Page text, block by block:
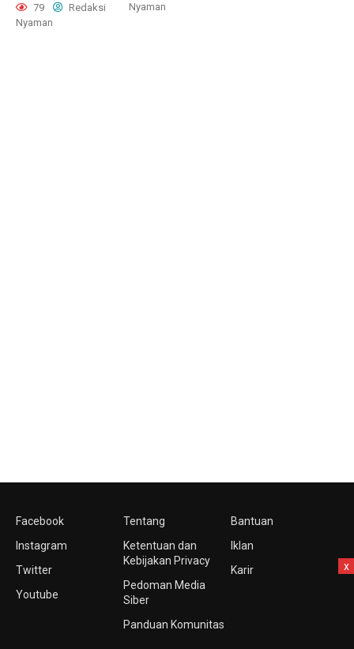
79
Redaksi
Nyaman
Nyaman
Facebook
Instagram
Twitter
Youtube
Tentang
Ketentuan dan
Kebijakan Privacy
Pedoman Media
Siber
Panduan Komunitas
Bantuan
Iklan
Karir
x